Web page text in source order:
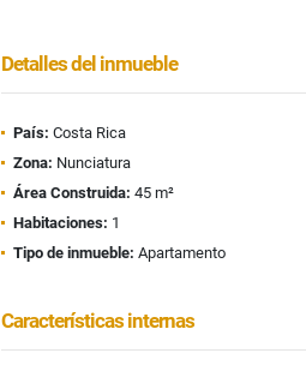
Detalles del inmueble
País: Costa Rica
Zona: Nunciatura
Área Construida: 45 m²
Habitaciones: 1
Tipo de inmueble: Apartamento
Características internas